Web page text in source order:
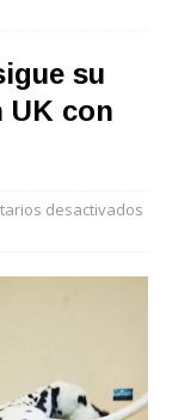
su
UK con
desactivados